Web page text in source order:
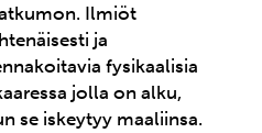
Ilmiöt
ja
fysikaalisia
jolla on alku,
se iskeytyy maaliinsa.